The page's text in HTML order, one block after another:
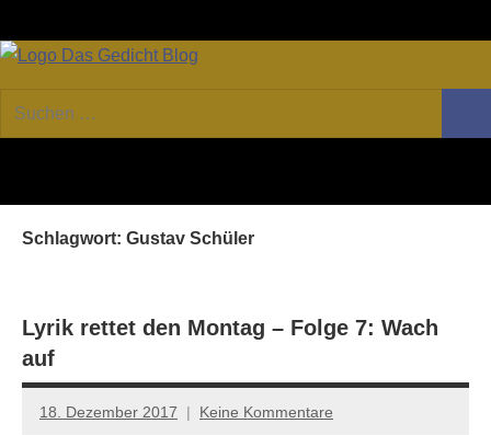
Inhalt
GEDICHT
Forum
von
und
Suchen
nach:
Schlagwort: Gustav Schüler
Lyrik rettet den Montag – Folge 7: Wach
auf
18. Dezember 2017
Anton
Keine Kommentare